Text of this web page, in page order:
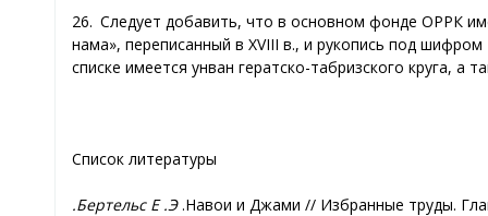
26. Следует добавить, что в основном фонде ОРРК
нама», переписанный в XVIII в., и рукопись под
списке имеется унван гератско-табризского круга,
Список литературы
Бертельс Е. Э.